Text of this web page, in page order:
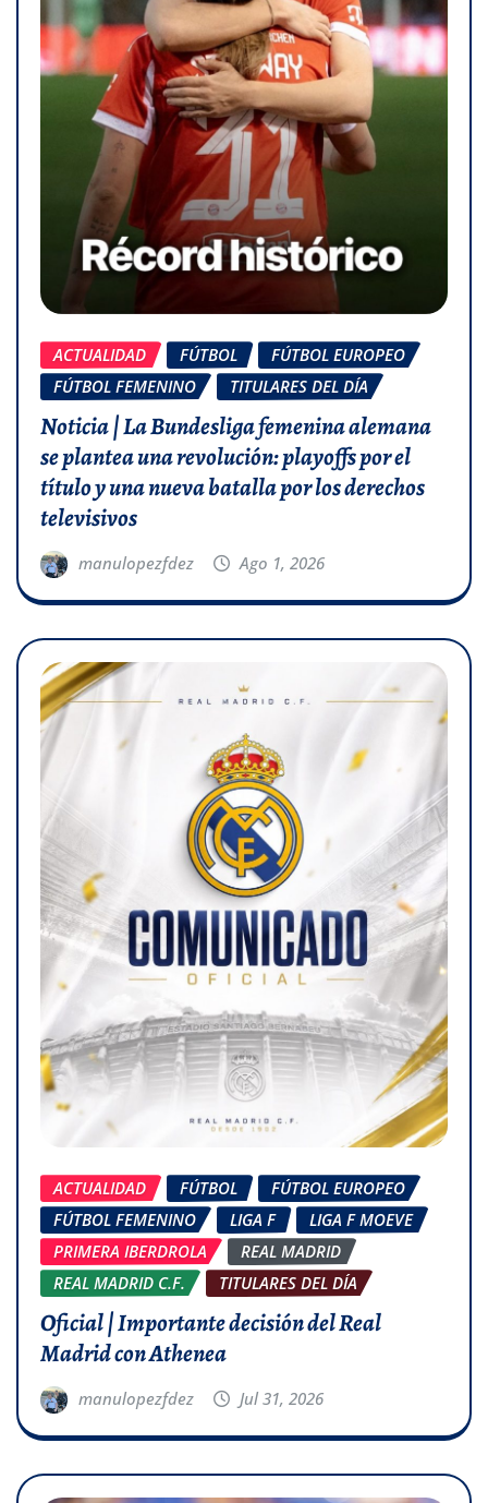
ACTUALIDAD FÚTBOL
FÚTBOL EUROPEO
FÚTBOL FEMENINO
TITULARES DEL DÍA
Noticia | La Bundesliga femenina alemana
se plantea una revolución: playoffs por el
título y una nueva batalla por los derechos
televisivos
manulopezfdez Ago 1, 2026
ACTUALIDAD FÚTBOL
FÚTBOL EUROPEO
FÚTBOL FEMENINO
LIGA F
LIGA F MOEVE
PRIMERA IBERDROLA
REAL MADRID
REAL MADRID C.F.
TITULARES DEL DÍA
Oficial | Importante decisión del Real
Madrid con Athenea
manulopezfdez Jul 31, 2026